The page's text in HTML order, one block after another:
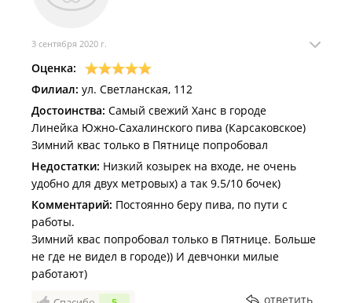
3 сентября 2020 г.
Оценка:
Филиал: ул. Светланская, 112
Достоинства: Самый свежий Ханс в городе
Линейка Южно-Сахалинского пива (Карсаковское)
Зимний квас только в Пятнице попробовал
Недостатки: Низкий козырек на входе, не очень
удобно для двух метровых) а так 9.5/10 бочек)
Комментарий: Постоянно беру пива, по пути с
работы.
Зимний квас попробовал только в Пятнице. Больше
не где не видел в городе)) И девчонки милые
работают)
ответить